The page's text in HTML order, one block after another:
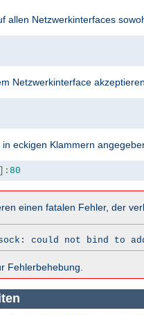
allen Netzwerkinterfaces
Netzwerkinterface
eckigen Klammern
]: 80
einen fatalen Fehler, der
could not bind to
Fehlerbehebung.